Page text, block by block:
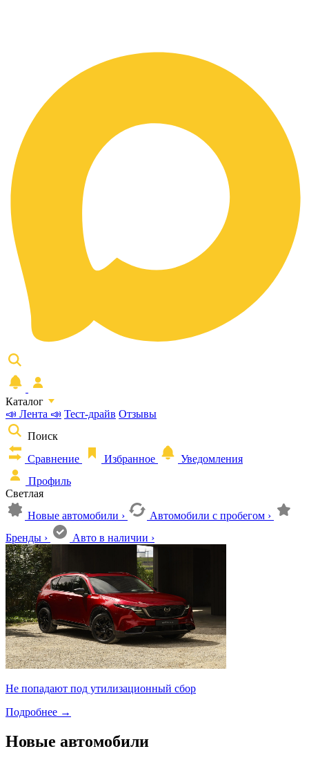
Каталог
📣 Лента 📣 Тест-драйв Отзывы
Поиск
Сравнение
Избранное
Уведомления
Профиль
Светлая
Новые автомобили › Автомобили с пробегом ›
Бренды › Авто в наличии ›
Не попадают под утилизационный сбор
Подробнее →
Новые автомобили